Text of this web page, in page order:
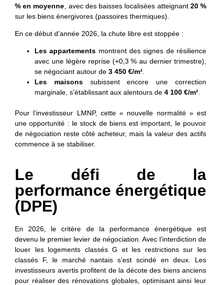
% en moyenne , avec des baisses localisées atteignant 20 %
sur les biens énergivores (passoires thermiques).
En ce début d’année 2026, la chute libre est stoppée :
Les appartements montrent des signes de résilience
avec une légère reprise (+0,3 % au dernier trimestre),
se négociant autour de 3 450 €/m².
Les maisonssubissent encore une correction
marginale, s’établissant aux alentours de 4 100 €/m².
Pour l’investisseur LMNP, cette « nouvelle normalité » est
une opportunité : le stock de biens est important, le pouvoir
de négociation reste côté acheteur, mais la valeur des actifs
commence à se stabiliser.
Le défi de la
performance énergétique
(DPE)
En 2026, le critère de la performance énergétique est
devenu le premier levier de négociation. Avec l’interdiction de
louer les logements classés G et les restrictions sur les
classés F, le marché nantais s’est scindé en deux. Les
investisseurs avertis profitent de la décote des biens anciens
pour réaliser des rénovations globales, optimisant ainsi leur